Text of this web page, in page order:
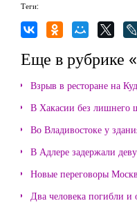
Теги:
Еще в рубрике
Взрыв в ресторане на
В Хакасии без
Во Владивостоке у
В Адлере задержали
Новые переговоры
Два человека погибли и